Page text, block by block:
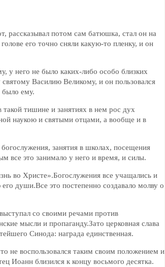
рассказывал потом сам батюшка, стал он на
его точно сняли какую-то пленку, и он
него не было каких-либо особо близких
Василию Великому, и он пользовался
было ему.
тишине и занятиях в нем рос дух
наукою и святыми отцами, а вообще и в
занятия в школах, посещения
все это занимало у него и время, и силы.
во Христе».Богослужения все учащались и
души.Все это постепенно создавало молву о
со своими речами против
мысли и пропаганду.Зато церковная слава
Синода: награда единственная.
не воспользовался таким своим положением и
Иоанн близился к концу восьмого десятка.